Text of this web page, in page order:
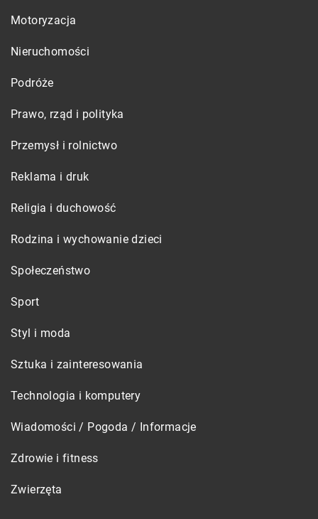
Motoryzacja
Nieruchomości
Podróże
Prawo, rząd i polityka
Przemysł i rolnictwo
Reklama i druk
Religia i duchowość
Rodzina i wychowanie dzieci
Społeczeństwo
Sport
Styl i moda
Sztuka i zainteresowania
Technologia i komputery
Wiadomości / Pogoda / Informacje
Zdrowie i fitness
Zwierzęta